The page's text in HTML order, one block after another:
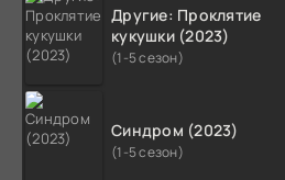
Другие: Проклятие
кукушки (2023)
(1-5 сезон)
Синдром (2023)
(1-5 сезон)